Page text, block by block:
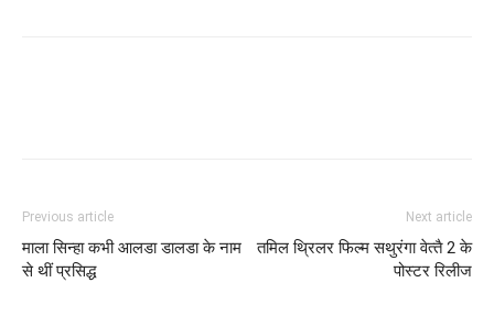
Previous article
माला सिन्‍हा कभी आलडा डालडा के नाम
से थीं प्रसिद्ध
Next article
तमिल थ्रिलर फिल्‍म सथुरंगा वेत्‍तै 2 के
पोस्‍टर रिलीज